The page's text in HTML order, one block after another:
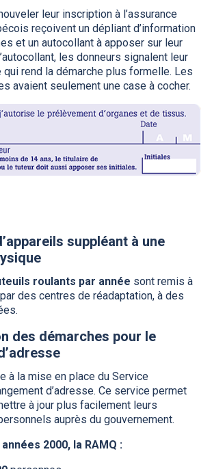
leur inscription à l’assurance
reçoivent un dépliant d’information
et un autocollant à apposer sur leur
les donneurs signalent leur
qui rend la démarche plus formelle. Les
avaient seulement une case à cocher.
suppléant à une
roulants par année sont remis à
des centres de réadaptation, à des
des démarches pour le
à la mise en place du Service
d’adresse. Ce service permet
à jour plus facilement leurs
auprès du gouvernement.
2000, la RAMQ :